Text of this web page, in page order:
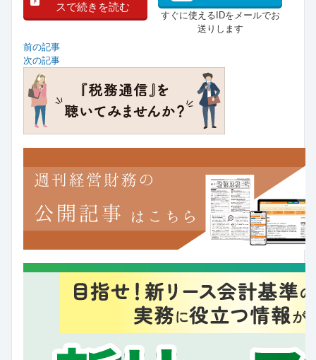
スで続きを読む
すぐに使えるIDをメールでお
送りします
前の記事
次の記事